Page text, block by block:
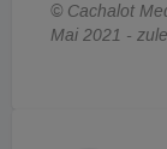
© Cachalot
Mai 2021 -